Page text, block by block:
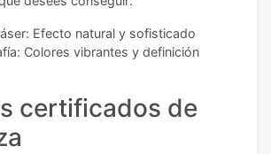
Efecto natural y sofisticado
Colores vibrantes y definición
certificados de